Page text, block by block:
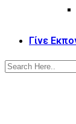
Γίνε